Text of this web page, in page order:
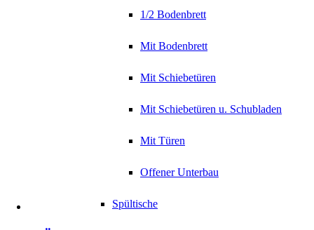
1/2 Bodenbrett
Mit Bodenbrett
Mit Schiebetüren
Mit Schiebetüren u. Schubladen
Mit Türen
Offener Unterbau
Spültische